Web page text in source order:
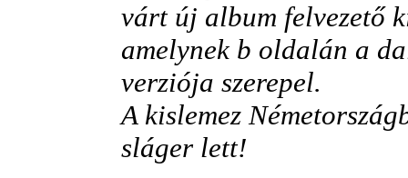
várt új album felvezető
amelynek b oldalán a
verziója szerepel.
A kislemez
sláger lett!